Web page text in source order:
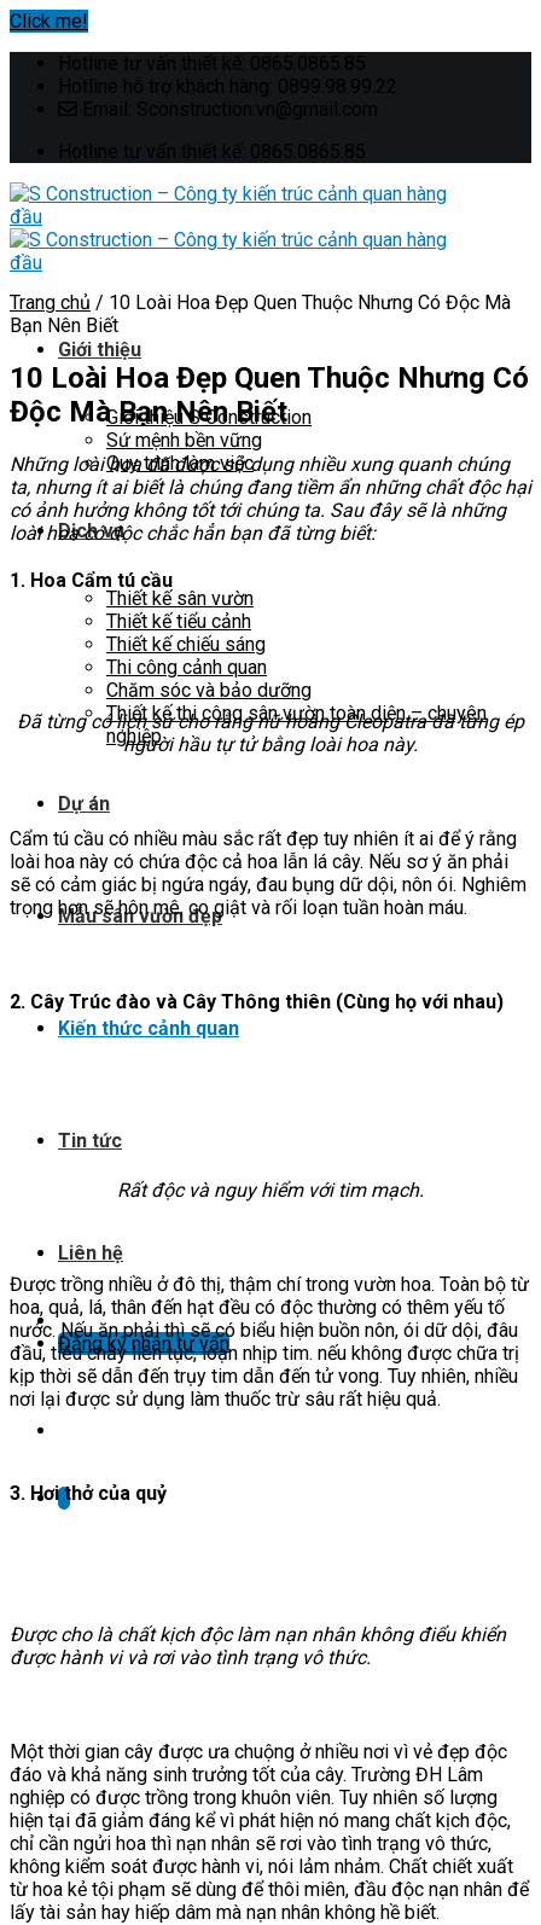
Click me!
content
Hotline tư vấn thiết kế: 0865.0865.85
Hotline hỗ trợ khách hàng: 0899.98.99.22
Email: Sconstruction.vn@gmail.com
Hotline tư vấn thiết kế: 0865.0865.85
Giới thiệu
Giới thiệu S Construction
Sứ mệnh bền vững
Quy trình làm việc
Dịch vụ
Thiết kế sân vườn
Thiết kế tiểu cảnh
Thiết kế chiếu sáng
Thi công cảnh quan
Chăm sóc và bảo dưỡng
Thiết kế thi công sân vườn toàn diện – chuyên
nghiệp
Dự án
Mẫu sân vườn đẹp
Kiến thức cảnh quan
Tin tức
Liên hệ
Đăng ký nhận tư vấn
X
Trang chủ / 10 Loài Hoa Đẹp Quen Thuộc Nhưng Có Độc Mà
Bạn Nên Biết
10 Loài Hoa Đẹp Quen Thuộc Nhưng Có
Độc Mà Bạn Nên Biết
Những loài hoa đã được sử dụng nhiều xung quanh chúng
ta, nhưng ít ai biết là chúng đang tiềm ẩn những chất độc hại
có ảnh hưởng không tốt tới chúng ta. Sau đây sẽ là những
loài hoa có độc chắc hẳn bạn đã từng biết:
1. Hoa Cẩm tú cầu
Đã từng có lịch sử cho rằng nữ hoàng Cleopatra đã từng ép
người hầu tự tử bằng loài hoa này.
Cẩm tú cầu có nhiều màu sắc rất đẹp tuy nhiên ít ai để ý rằng
loài hoa này có chứa độc cả hoa lẫn lá cây. Nếu sơ ý ăn phải
sẽ có cảm giác bị ngứa ngáy, đau bụng dữ dội, nôn ói. Nghiêm
trọng hơn sẽ hôn mê, co giật và rối loạn tuần hoàn máu.
2. Cây Trúc đào và Cây Thông thiên (Cùng họ với nhau)
Rất độc và nguy hiểm với tim mạch.
Được trồng nhiều ở đô thị, thậm chí trong vườn hoa. Toàn bộ từ
hoa, quả, lá, thân đến hạt đều có độc thường có thêm yếu tố
nước. Nếu ăn phải thì sẽ có biểu hiện buồn nôn, ói dữ dội, đâu
đầu, tiêu chảy liên tục, loạn nhịp tim. nếu không được chữa trị
kịp thời sẽ dẫn đến trụy tim dẫn đến tử vong. Tuy nhiên, nhiều
nơi lại được sử dụng làm thuốc trừ sâu rất hiệu quả.
3. Hơi thở của quỷ
Được cho là chất kịch độc làm nạn nhân không điểu khiển
được hành vi và rơi vào tình trạng vô thức.
Một thời gian cây được ưa chuộng ở nhiều nơi vì vẻ đẹp độc
đáo và khả năng sinh trưởng tốt của cây. Trường ĐH Lâm
nghiệp có được trồng trong khuôn viên. Tuy nhiên số lượng
hiện tại đã giảm đáng kể vì phát hiện nó mang chất kịch độc,
chỉ cần ngửi hoa thì nạn nhân sẽ rơi vào tình trạng vô thức,
không kiểm soát được hành vi, nói lảm nhảm. Chất chiết xuất
từ hoa kẻ tội phạm sẽ dùng để thôi miên, đầu độc nạn nhân để
lấy tài sản hay hiếp dâm mà nạn nhân không hề biết.